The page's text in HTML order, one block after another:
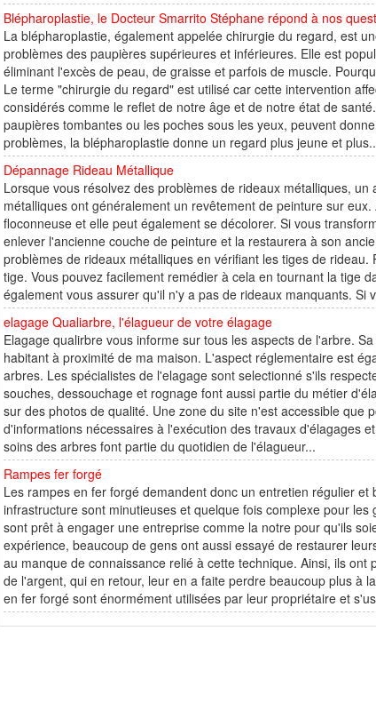
Blépharoplastie, le Docteur Smarrito Stéphane répond à nos
La blépharoplastie, également appelée chirurgie du regard, est
problèmes des paupières supérieures et inférieures. Elle est
éliminant l'excès de peau, de graisse et parfois de muscle.
Le terme "chirurgie du regard" est utilisé car cette intervention
considérés comme le reflet de notre âge et de notre état de
paupières tombantes ou les poches sous les yeux, peuvent
problèmes, la blépharoplastie donne un regard plus jeune et
Dépannage Rideau Métallique
Lorsque vous résolvez des problèmes de rideaux métalliques,
métalliques ont généralement un revêtement de peinture sur
floconneuse et elle peut également se décolorer. Si vous
enlever l'ancienne couche de peinture et la restaurera à son
problèmes de rideaux métalliques en vérifiant les tiges de
tige. Vous pouvez facilement remédier à cela en tournant la tige
également vous assurer qu'il n'y a pas de rideaux manquants. Si
elagage Qualiarbre, l'élagueur de votre élagage
Elagage qualirbre vous informe sur tous les aspects de l'arbre.
habitant à proximité de ma maison. L'aspect réglementaire est
arbres. Les spécialistes de l'elagage sont selectionné s'ils
souches, dessouchage et rognage font aussi partie du métier
sur des photos de qualité. Une zone du site n'est accessible
d'informations nécessaires à l'exécution des travaux d'élagages
soins des arbres font partie du quotidien de l'élagueur...
Rampes fer forgé
Les rampes en fer forgé demandent donc un entretien régulier
infrastructure sont minutieuses et quelque fois complexe pour
sont prêt à engager une entreprise comme la notre pour qu'ils
expérience, beaucoup de gens ont aussi essayé de restaurer
au manque de connaissance relié à cette technique. Ainsi, ils
de l'argent, qui en retour, leur en a faite perdre beaucoup plus à
en fer forgé sont énormément utilisées par leur propriétaire et